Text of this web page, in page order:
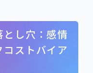
し穴：感情
ストバイア